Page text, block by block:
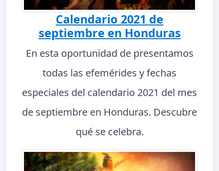
Calendario 2021 de
septiembre en Honduras
En esta oportunidad de presentamos
todas las efemérides y fechas
especiales del calendario 2021 del mes
de septiembre en Honduras. Descubre
qué se celebra.